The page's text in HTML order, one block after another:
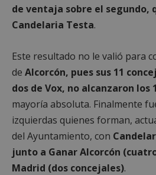
de ventaja sobre el segundo,
Candelaria Testa.
Este resultado no le valió para
de Alcorcón, pues sus 11
dos de Vox, no alcanzaron los
mayoría absoluta. Finalmente
izquierdas quienes forman,
del Ayuntamiento, con
junto a Ganar Alcorcón
Madrid (dos concejales).